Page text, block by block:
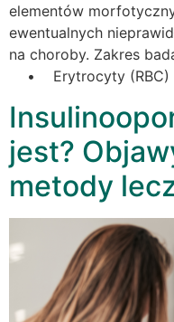
elementów
ewentualnych
na choroby. Zakres
• Erytrocyty (RBC)
jest?
metody